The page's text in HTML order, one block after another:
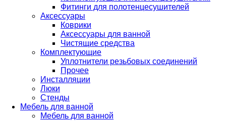
Фитинги для полотенцесушителей
Аксессуары
Коврики
Аксессуары для ванной
Чистящие средства
Комплектующие
Уплотнители резьбовых соединений
Прочее
Инсталляции
Люки
Стенды
Мебель для ванной
Мебель для ванной